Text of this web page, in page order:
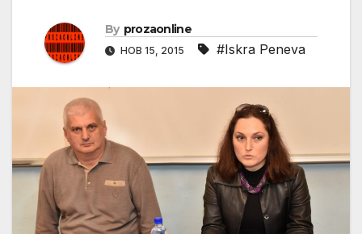
By prozaonline
НОВ 15, 2015 #Iskra Peneva